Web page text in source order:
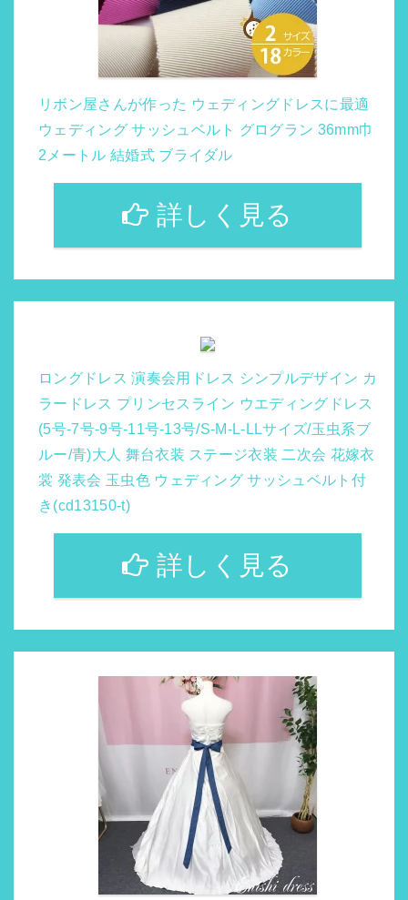
リボン屋さんが作った ウェディングドレスに最適
ウェディング サッシュベルト グログラン 36mm巾
2メートル 結婚式 ブライダル
詳しく見る
ロングドレス 演奏会用ドレス シンプルデザイン カ
ラードレス プリンセスライン ウエディングドレス
(5号-7号-9号-11号-13号/S-M-L-LLサイズ/玉虫系ブ
ルー/青)大人 舞台衣装 ステージ衣装 二次会 花嫁衣
裳 発表会 玉虫色 ウェディング サッシュベルト付
き(cd13150-t)
詳しく見る